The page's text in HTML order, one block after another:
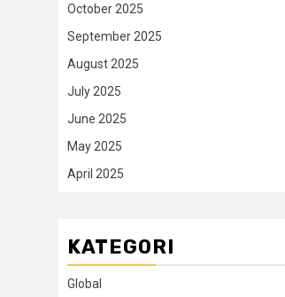
October 2025
September 2025
August 2025
July 2025
June 2025
May 2025
April 2025
KATEGORI
Global